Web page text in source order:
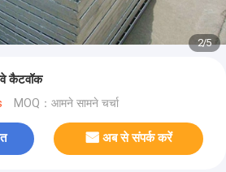
2/5
कैटवॉक
MOQ：आमने सामने चर्चा
अब से संपर्क करें